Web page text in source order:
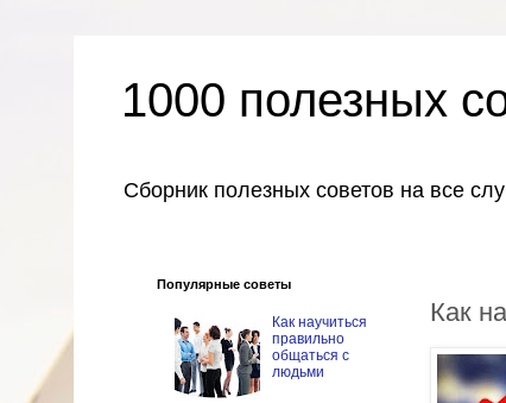
1000 полезных
Сборник полезных советов на все
Как
Популярные советы
Как научиться
правильно
общаться с
людьми